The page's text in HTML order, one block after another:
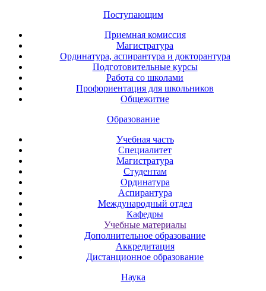
Поступающим
Приемная комиссия
Магистратура
Ординатура, аспирантура и докторантура
Подготовительные курсы
Работа со школами
Профориентация для школьников
Общежитие
Образование
Учебная часть
Специалитет
Магистратура
Студентам
Ординатура
Аспирантура
Международный отдел
Кафедры
Учебные материалы
Дополнительное образование
Аккредитация
Дистанционное образование
Наука